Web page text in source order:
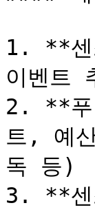
1. **센
이벤트
2. **푸
트, 예
독 등)
3. **센